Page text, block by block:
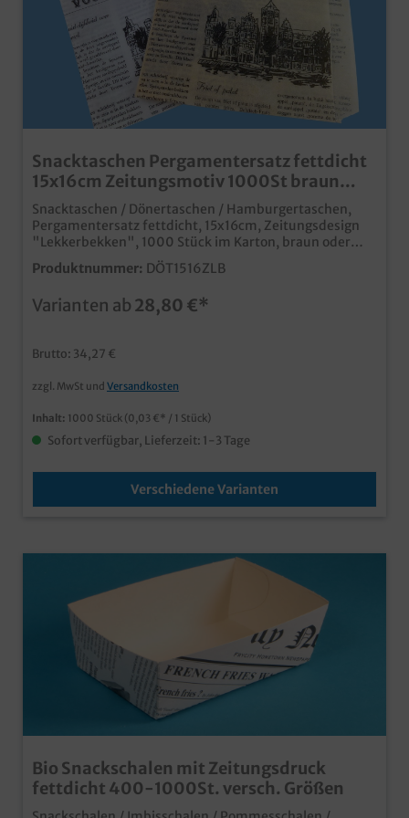
Snacktaschen Pergamentersatz fettdicht
15x16cm Zeitungsmotiv 1000St braun
oder weiß
Snacktaschen / Dönertaschen / Hamburgertaschen,
Pergamentersatz fettdicht, 15x16cm, Zeitungsdesign
"Lekkerbekken", 1000 Stück im Karton, braun oder
weiß zur Auswahl praktische Snacktaschen aus
fettdichten Pergamentersatz moderne Optik im
Außerhausverkauf fett- und feuchtigkeitsabweisend
Unternehmensdesign, und das bereits ab 50.000
Produktnummer: DÖT1516ZLB
Varianten ab 28,80 €*
Brutto: 34,27 €
zzgl. MwSt und Versandkosten
Inhalt: 1000 Stück (0,03 €* / 1 Stück)
Sofort verfügbar, Lieferzeit: 1-3 Tage
Verschiedene Varianten
Bio Snackschalen mit Zeitungsdruck
fettdicht 400-1000St. versch. Größen